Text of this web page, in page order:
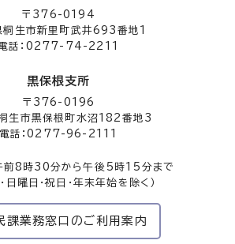
〒376-0194
桐生市新里町武井693番地1
話：0277-74-2211
黒保根支所
〒376-0196
生市黒保根町水沼182番地3
電話：0277-96-2111
前8時30分から午後5時15分まで
日曜日・祝日・年末年始を除く）
課業務窓口のご利用案内